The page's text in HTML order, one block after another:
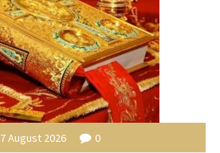
7 August 2026 0